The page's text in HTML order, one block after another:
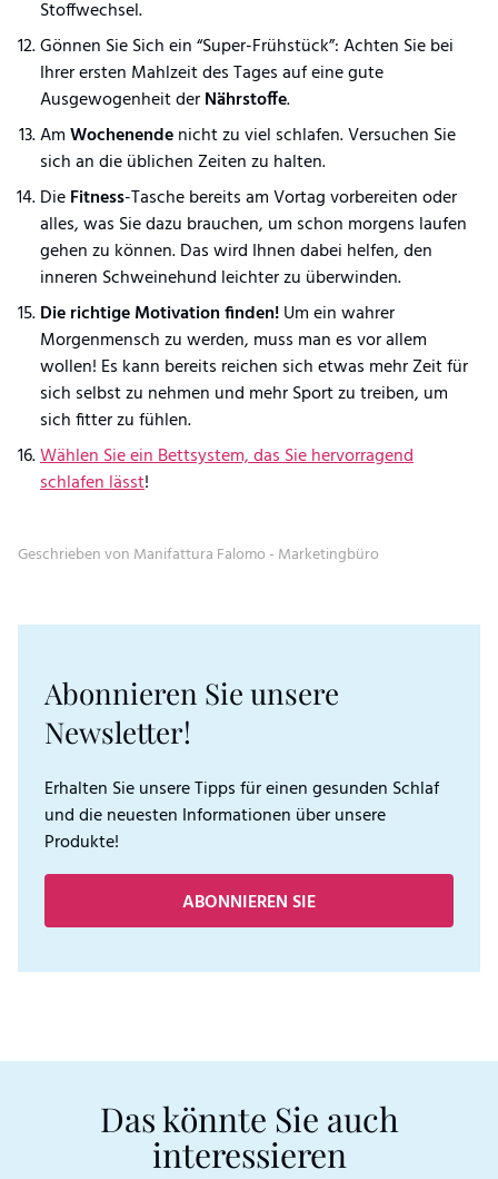
Stoffwechsel.
Gönnen Sie Sich ein “Super-Frühstück”: Achten Sie bei
Ihrer ersten Mahlzeit des Tages auf eine gute
Ausgewogenheit derNährstoffe.
AmWochenendenicht zu viel schlafen. Versuchen Sie
sich an die üblichen Zeiten zu halten.
DieFitness-Tasche bereits am Vortag vorbereiten oder
alles, was Sie dazu brauchen, um schon morgens laufen
gehen zu können. Das wird Ihnen dabei helfen, den
inneren Schweinehund leichter zu überwinden.
Die richtige Motivation finden!Um ein wahrer
Morgenmensch zu werden, muss man es vor allem
wollen! Es kann bereits reichen sich etwas mehr Zeit für
sich selbst zu nehmen und mehr Sport zu treiben, um
sich fitter zu fühlen.
Wählen Sie ein Bettsystem, das Sie hervorragend
schlafen lässt!
Geschrieben von Manifattura Falomo - Marketingbüro
Abonnieren Sie unsere
Newsletter!
Erhalten Sie unsere Tipps für einen gesunden Schlaf
und die neuesten Informationen über unsere
Produkte!
ABONNIEREN SIE
Das könnte Sie auch
interessieren